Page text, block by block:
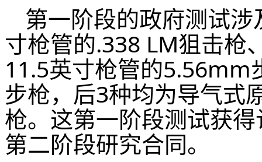
第一阶段的政府测试
寸枪管的.338 LM狙击枪
11.5英寸枪管的5.56mm
步枪，后3种均为导气式
枪。这第一阶段测试获
第二阶段研究合同。